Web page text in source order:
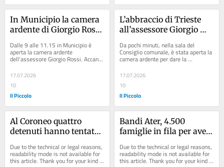
In Municipio la camera
ardente di Giorgio Rossi:
Dalle 9 alle 11.15 in Municipio è
aperta la camera ardente
dell'assessore Giorgio Rossi. Accanto
al feretro c'e il figlio Alessandro. Il
primo a...
17.07.2026
10
Il Piccolo
L’abbraccio di Trieste
all’assessore Giorgio
camera ardente in
Municipio
Da pochi minuti, nella sala del
Consiglio comunale, è stata aperta la
camera ardente per dare la
possibilità ai cittadini e alle autorità
di...
17.07.2026
10
Il Piccolo
Al Coroneo quattro
detenuti hanno tentato
Due to the technical or legal reasons,
readability mode is not available for
this article. Thank you for your kind
Bandi Ater, 4.500
famiglie in fila per avere
Due to the technical or legal reasons,
readability mode is not available for
this article. Thank you for your kind